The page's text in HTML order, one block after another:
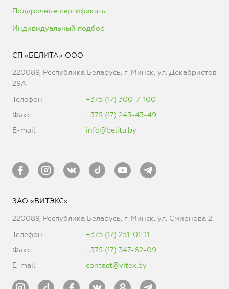
Подарочные сертификаты
Индивидуальный подбор
СП «БЕЛИТА» ООО
220089, Республика Беларусь, г. Минск, ул. Декабристов
29А
Телефон
+375 (17) 300-7-100
Факс
+375 (17) 243-43-49
E-mail
info@belita.by
ЗАО «ВИТЭКС»
220089, Республика Беларусь, г. Минск, ул. Смирнова 2
Телефон
+375 (17) 251-01-11
Факс
+375 (17) 347-62-09
E-mail
contact@vitex.by